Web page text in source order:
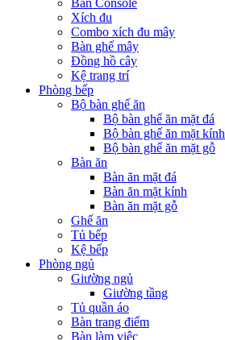
Bàn Console
Xích đu
Combo xích đu mây
Bàn ghế mây
Đồng hồ cây
Kệ trang trí
Phòng bếp
Bộ bàn ghế ăn
Bộ bàn ghế ăn mặt đá
Bộ bàn ghế ăn mặt kính
Bộ bàn ghế ăn mặt gỗ
Bàn ăn
Bàn ăn mặt đá
Bàn ăn mặt kính
Bàn ăn mặt gỗ
Ghế ăn
Tủ bếp
Kệ bếp
Phòng ngủ
Giường ngủ
Giường tầng
Tủ quần áo
Bàn trang điểm
Bàn làm việc